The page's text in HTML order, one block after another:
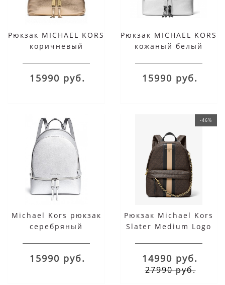
Рюкзак MICHAEL KORS
коричневый
15990 руб.
Рюкзак MICHAEL KORS
кожаный белый
15990 руб.
Michael Kors рюкзак
cеребряный
15990 руб.
-46%
Рюкзак Michael Kors
Slater Medium Logo
14990 руб.
27990 руб.